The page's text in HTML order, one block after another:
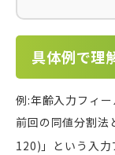
具体例で理
例:年齢入力フィ
前回の同値分割法
120)」という入力